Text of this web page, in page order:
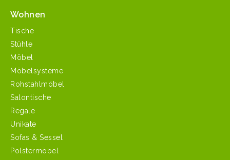
Wohnen
Tische
Stühle
Möbel
Möbelsysteme
Rohstahlmöbel
Salontische
Regale
Unikate
Sofas & Sessel
Polstermöbel